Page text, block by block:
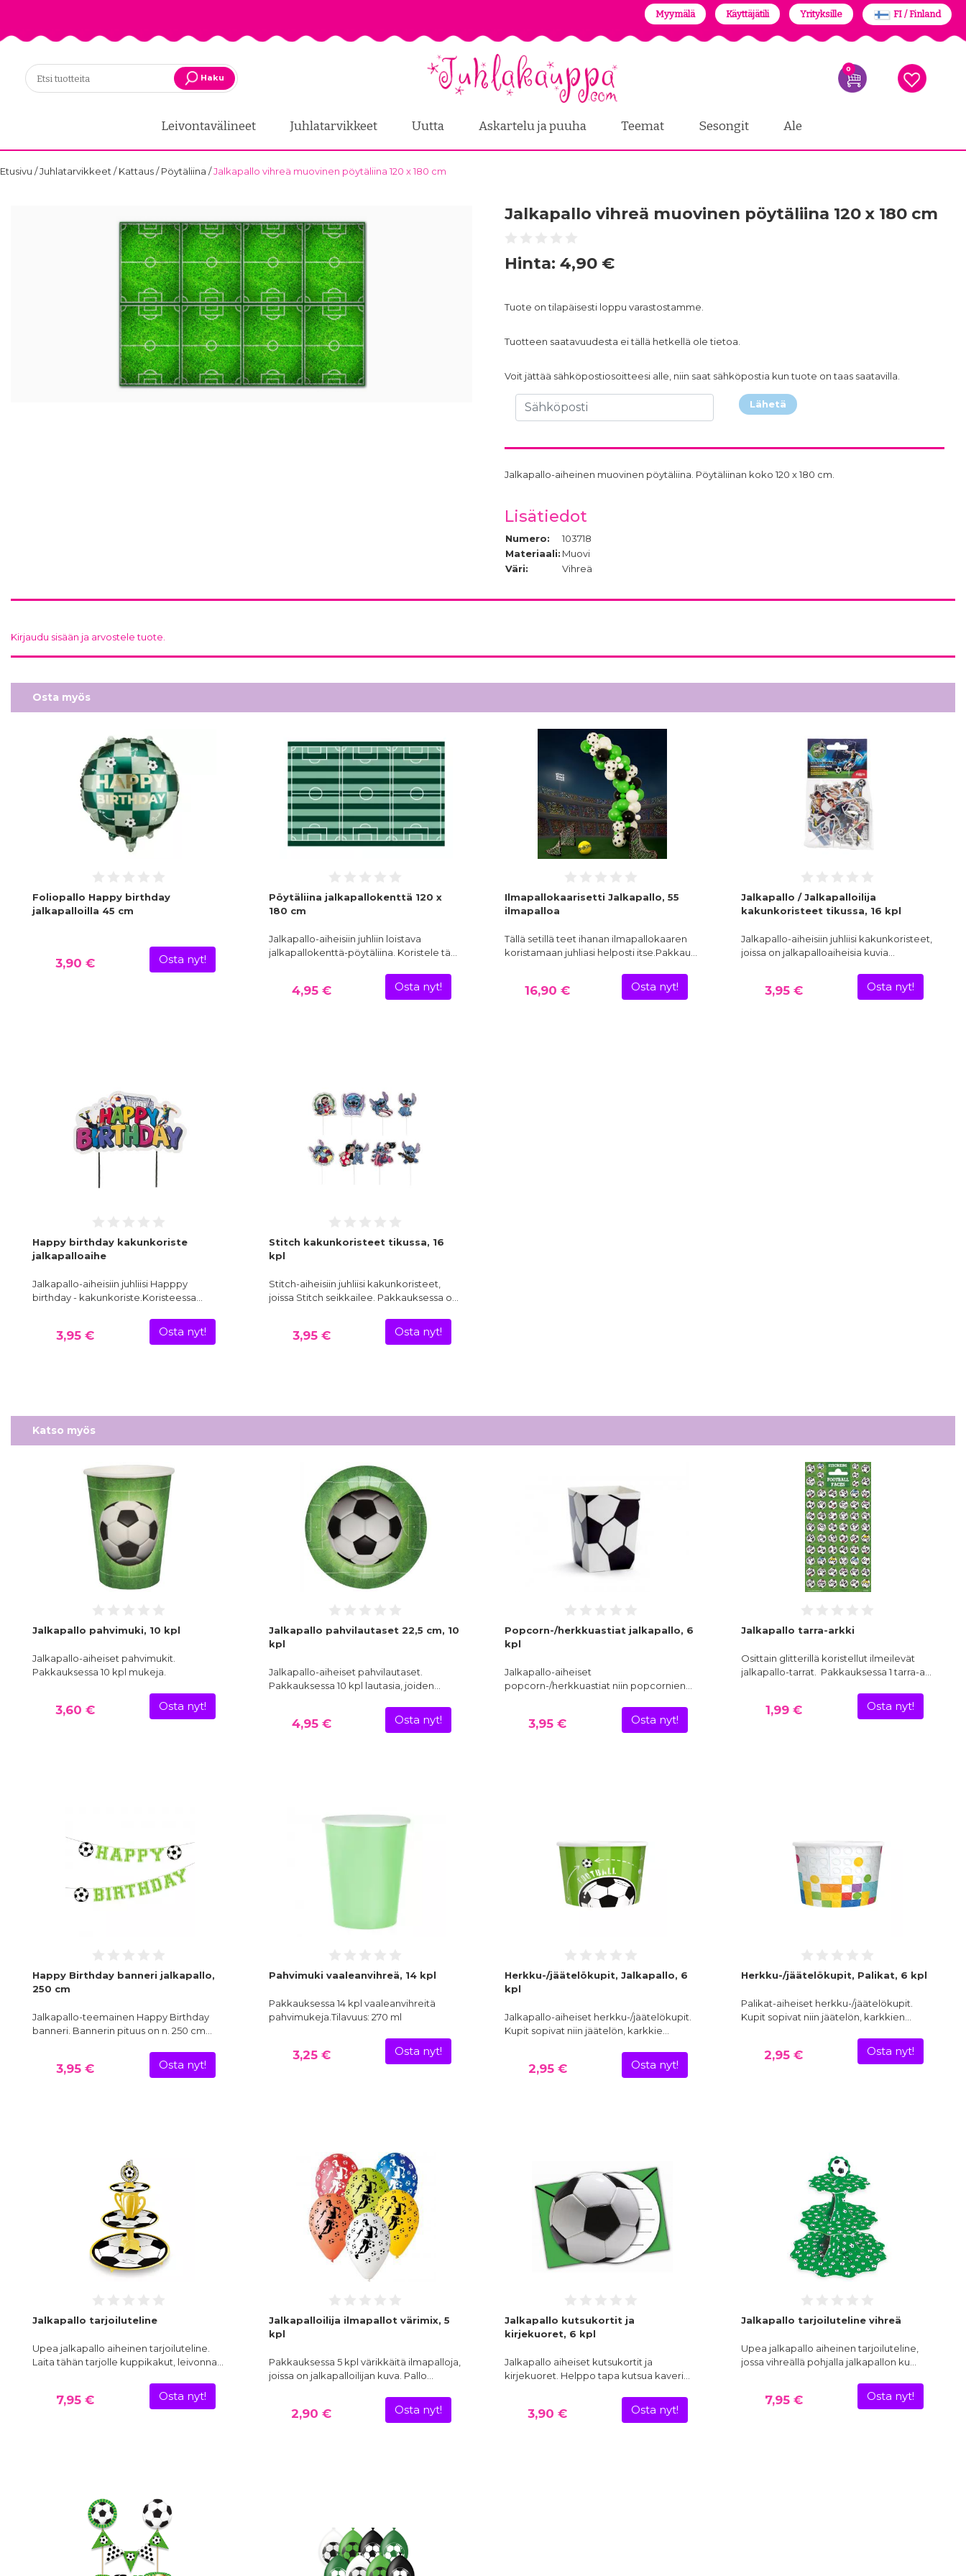
Myymälä Käyttäjätili Yrityksille FI / Finland
Haku
0
Leivontavälineet Juhlatarvikkeet Uutta Askartelu ja puuha Teemat Sesongit Ale
Etusivu /Juhlatarvikkeet /Kattaus/Pöytäliina /Jalkapallo vihreä muovinen pöytäliina 120 x 180 cm
Jalkapallo vihreä muovinen pöytäliina 120 x 180 cm
Hinta: 4,90 €
Tuote on tilapäisesti loppu varastostamme.
Tuotteen saatavuudesta ei tällä hetkellä ole tietoa.
Voit jättää sähköpostiosoitteesi alle, niin saat sähköpostia kun tuote on taas saatavilla.
Lähetä
Jalkapallo-aiheinen muovinen pöytäliina. Pöytäliinan koko 120 x 180 cm.
Lisätiedot
Numero:
103718
Materiaali: Muovi
Väri:
Vihreä
Kirjaudu sisään ja arvostele tuote.
Osta myös
Foliopallo Happy birthday
jalkapalloilla 45 cm
3,90 € Osta nyt!
Pöytäliina jalkapallokenttä 120 x
180 cm
Jalkapallo-aiheisiin juhliin loistava
jalkapallokenttä-pöytäliina. Koristele tä…
4,95 € Osta nyt!
Ilmapallokaarisetti Jalkapallo, 55
ilmapalloa
Tällä setillä teet ihanan ilmapallokaaren
koristamaan juhliasi helposti itse.Pakkau…
16,90 € Osta nyt!
Jalkapallo / Jalkapalloilija
kakunkoristeet tikussa, 16 kpl
Jalkapallo-aiheisiin juhliisi kakunkoristeet,
joissa on jalkapalloaiheisia kuvia…
3,95 € Osta nyt!
Happy birthday kakunkoriste
jalkapalloaihe
Jalkapallo-aiheisiin juhliisi Happpy
birthday - kakunkoriste.Koristeessa…
3,95 € Osta nyt!
Stitch kakunkoristeet tikussa, 16
kpl
Stitch-aiheisiin juhliisi kakunkoristeet,
joissa Stitch seikkailee. Pakkauksessa o…
3,95 € Osta nyt!
Katso myös
Jalkapallo pahvimuki, 10 kpl
Jalkapallo-aiheiset pahvimukit.
Pakkauksessa 10 kpl mukeja.
3,60 € Osta nyt!
Jalkapallo pahvilautaset 22,5 cm, 10
kpl
Jalkapallo-aiheiset pahvilautaset.
Pakkauksessa 10 kpl lautasia, joiden…
4,95 € Osta nyt!
Popcorn-/herkkuastiat jalkapallo, 6
kpl
Jalkapallo-aiheiset
popcorn-/herkkuastiat niin popcornien…
3,95 € Osta nyt!
Jalkapallo tarra-arkki
Osittain glitterillä koristellut ilmeilevät
jalkapallo-tarrat. Pakkauksessa 1 tarra-a…
1,99 € Osta nyt!
Happy Birthday banneri jalkapallo,
250 cm
Jalkapallo-teemainen Happy Birthday
banneri. Bannerin pituus on n. 250 cm…
3,95 € Osta nyt!
Pahvimuki vaaleanvihreä, 14 kpl
Pakkauksessa 14 kpl vaaleanvihreitä
pahvimukeja.Tilavuus: 270 ml
3,25 € Osta nyt!
Herkku-/jäätelökupit, Jalkapallo, 6
kpl
Jalkapallo-aiheiset herkku-/jäätelökupit.
Kupit sopivat niin jäätelön, karkkie…
2,95 € Osta nyt!
Herkku-/jäätelökupit, Palikat, 6 kpl
Palikat-aiheiset herkku-/jäätelökupit.
Kupit sopivat niin jäätelön, karkkien…
2,95 € Osta nyt!
Jalkapallo tarjoiluteline
Upea jalkapallo aiheinen tarjoiluteline.
Laita tähän tarjolle kuppikakut, leivonna…
7,95 € Osta nyt!
Jalkapalloilija ilmapallot värimix, 5
kpl
Pakkauksessa 5 kpl värikkäitä ilmapalloja,
joissa on jalkapalloilijan kuva. Pallo…
2,90 € Osta nyt!
Jalkapallo kutsukortit ja
kirjekuoret, 6 kpl
Jalkapallo aiheiset kutsukortit ja
kirjekuoret. Helppo tapa kutsua kaveri…
3,90 € Osta nyt!
Jalkapallo tarjoiluteline vihreä
Upea jalkapallo aiheinen tarjoiluteline,
jossa vihreällä pohjalla jalkapallon ku…
7,95 € Osta nyt!